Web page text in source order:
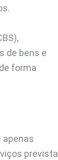
de bens e
forma
apenas
prevista